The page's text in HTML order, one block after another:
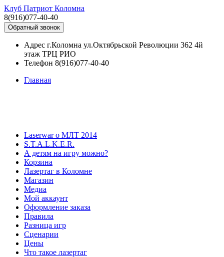
Клуб Патриот Коломна
8(916)077-40-40
Обратный звонок
Адрес г.Коломна ул.Октябрьской Революции 362 4й
этаж ТРЦ РИО
Телефон 8(916)077-40-40
Главная
Laserwar о МЛТ 2014
S.T.A.L.K.E.R.
А детям на игру можно?
Корзина
Лазертаг в Коломне
Магазин
Медиа
Мой аккаунт
Оформление заказа
Правила
Разница игр
Сценарии
Цены
Что такое лазертаг